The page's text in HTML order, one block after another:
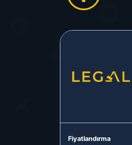
Fiyatlandırma